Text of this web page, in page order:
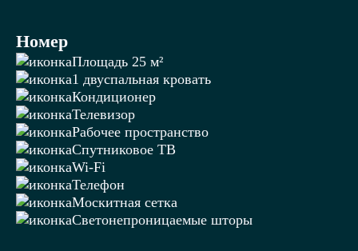
Номер
Площадь 25 м²
1 двуспальная кровать
Кондиционер
Телевизор
Рабочее пространство
Спутниковое ТВ
Wi-Fi
Телефон
Москитная сетка
Светонепроницаемые шторы